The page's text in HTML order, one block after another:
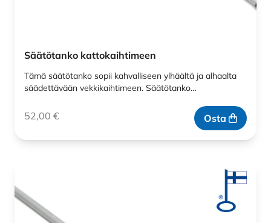
Säätötanko kattokaihtimeen
Tämä säätötanko sopii kahvalliseen ylhäältä ja alhaalta
säädettävään vekkikaihtimeen. Säätötanko…
52,00 € Osta